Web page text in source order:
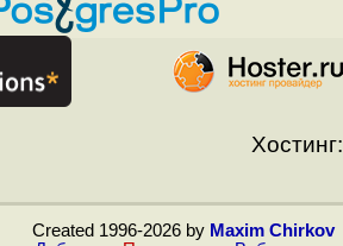
Хостинг:
Created 1996-2026 by Maxim Chirkov